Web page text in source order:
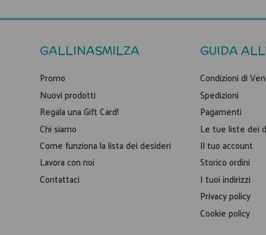
GALLINASMILZA
Promo
Nuovi prodotti
Regala una Gift Card!
Chi siamo
Come funziona la lista dei desideri
Lavora con noi
Contattaci
GUIDA
Condizioni di
Spedizioni
Pagamenti
Le tue liste dei
Il tuo account
Storico ordini
I tuoi indirizzi
Privacy policy
Cookie policy